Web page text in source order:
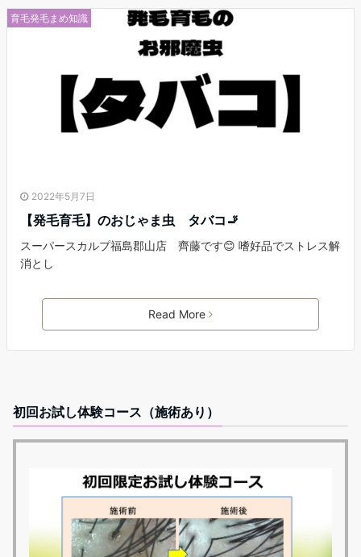
育毛発毛まめ知識
2022年5月7日
【発毛育毛】のおじゃま虫 タバコ🚬
スーパースカルプ福島郡山店 齊藤です😊 嗜好品でストレス解
消とし
Read More
初回お試し体験コース（施術あり）